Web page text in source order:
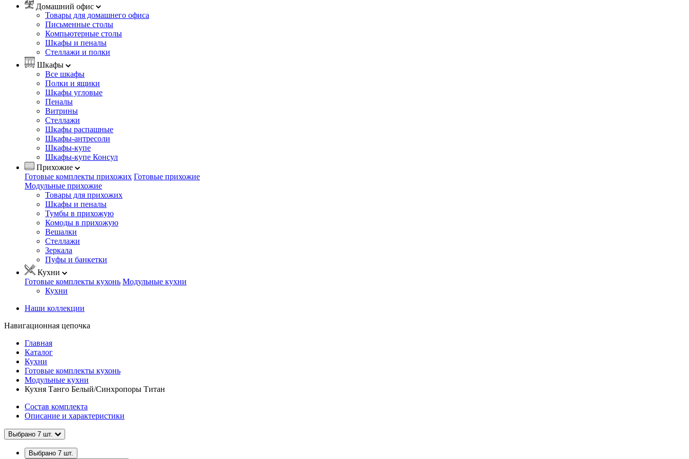
Домашний офис
Товары для домашнего офиса
Письменные столы
Компьютерные столы
Шкафы и пеналы
Стеллажи и полки
Шкафы
Все шкафы
Полки и ящики
Шкафы угловые
Пеналы
Витрины
Стеллажи
Шкафы распашные
Шкафы-антресоли
Шкафы-купе
Шкафы-купе Консул
Прихожие
Готовые комплекты прихожих Готовые прихожие
Модульные прихожие
Товары для прихожих
Шкафы и пеналы
Тумбы в прихожую
Комоды в прихожую
Вешалки
Стеллажи
Зеркала
Пуфы и банкетки
Кухни
Готовые комплекты кухонь Модульные кухни
Кухни
Наши коллекции
Навигационная цепочка
Главная
Каталог
Кухни
Готовые комплекты кухонь
Модульные кухни
Кухня Танго Белый/Синхропоры Титан
Состав комплекта
Описание и характеристики
Выбрано 7 шт.
Выбрано 7 шт.